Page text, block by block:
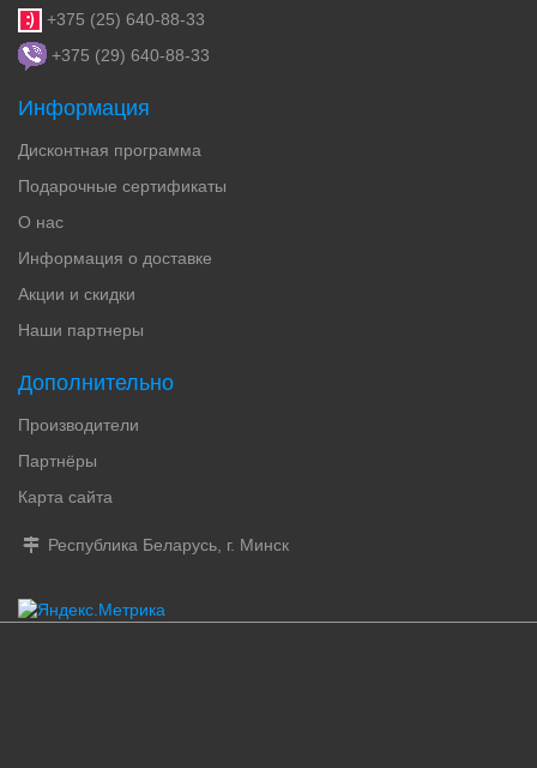
+375 (25) 640-88-33
+375 (29) 640-88-33
Информация
Дисконтная программа
Подарочные сертификаты
О нас
Информация о доставке
Акции и скидки
Наши партнеры
Дополнительно
Производители
Партнёры
Карта сайта
Республика Беларусь, г. Минск